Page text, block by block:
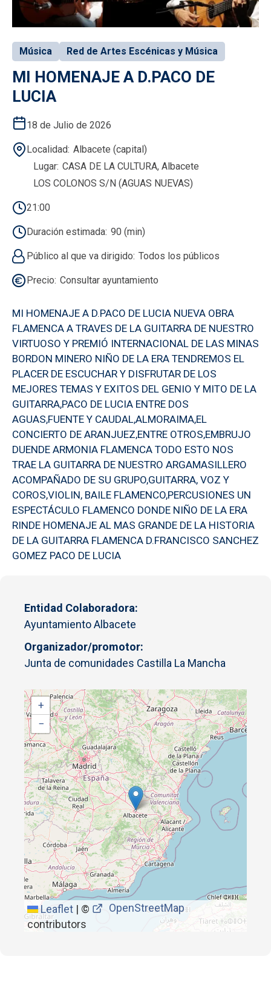
Música Red de Artes Escénicas y Música
MI HOMENAJE A D.PACO DE
LUCIA
18 de Julio de 2026
Localidad Albacete (capital)
Lugar CASA DE LA CULTURA, Albacete
LOS COLONOS S/N (AGUAS NUEVAS)
21:00
Duración estimada 90 (min)
Público al que va dirigido Todos los públicos
Precio Consultar ayuntamiento
MI HOMENAJE A D.PACO DE LUCIA NUEVA OBRA
FLAMENCA A TRAVES DE LA GUITARRA DE NUESTRO
VIRTUOSO Y PREMIÓ INTERNACIONAL DE LAS MINAS
BORDON MINERO NIÑO DE LA ERA TENDREMOS EL
PLACER DE ESCUCHAR Y DISFRUTAR DE LOS
MEJORES TEMAS Y EXITOS DEL GENIO Y MITO DE LA
GUITARRA,PACO DE LUCIA ENTRE DOS
AGUAS,FUENTE Y CAUDAL,ALMORAIMA,EL
CONCIERTO DE ARANJUEZ,ENTRE OTROS,EMBRUJO
DUENDE ARMONIA FLAMENCA TODO ESTO NOS
TRAE LA GUITARRA DE NUESTRO ARGAMASILLERO
ACOMPAÑADO DE SU GRUPO,GUITARRA, VOZ Y
COROS,VIOLIN, BAILE FLAMENCO,PERCUSIONES UN
ESPECTÁCULO FLAMENCO DONDE NIÑO DE LA ERA
RINDE HOMENAJE AL MAS GRANDE DE LA HISTORIA
DE LA GUITARRA FLAMENCA D.FRANCISCO SANCHEZ
GOMEZ PACO DE LUCIA
Entidad Colaboradora
Ayuntamiento Albacete
Organizador/promotor
Junta de comunidades Castilla La Mancha
+
−
Leaflet | ©
OpenStreetMap
contributors